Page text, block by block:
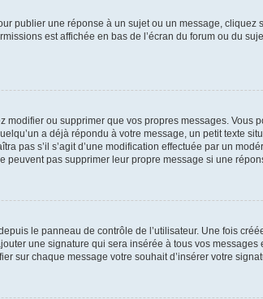
publier une réponse à un sujet ou un message,
est affichée en bas de l’écran du forum ou du
ou supprimer que vos propres messages. Vous
a déjà répondu à votre message, un petit texte
pas s’il s’agit d’une modification effectuée par un
pas supprimer leur propre message si une
le panneau de contrôle de l’utilisateur. Une fois
une signature qui sera insérée à tous vos
sur chaque message votre souhait d’insérer votre